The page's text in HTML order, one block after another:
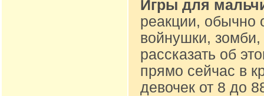
Игры для
реакции, обычно
войнушки, зомби,
рассказать об
прямо сейчас в
девочек от 8 до